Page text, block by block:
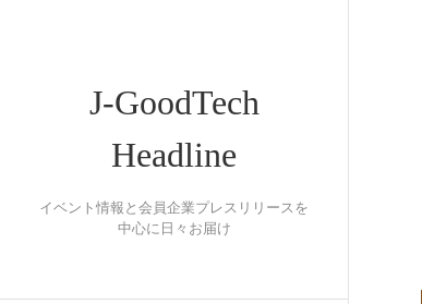
J-GoodTech
Headline
イベント情報と会員企業プレスリリースを
中心に日々お届け